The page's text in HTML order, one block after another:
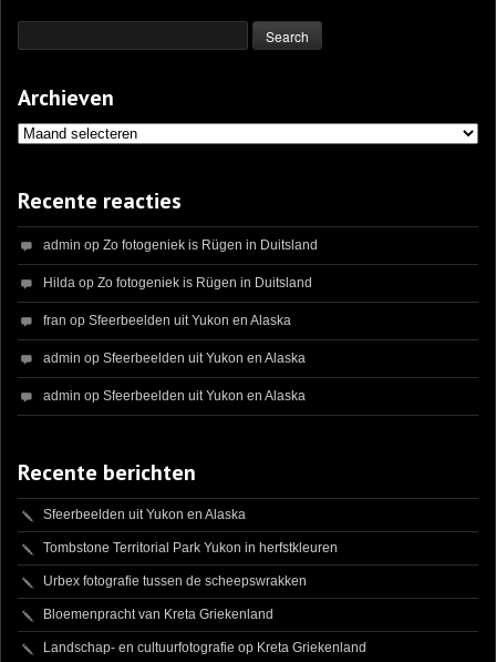
Archieven
Archieven
Recente reacties
admin op Zo fotogeniek is Rügen in Duitsland
Hilda op Zo fotogeniek is Rügen in Duitsland
fran op Sfeerbeelden uit Yukon en Alaska
admin op Sfeerbeelden uit Yukon en Alaska
admin op Sfeerbeelden uit Yukon en Alaska
Recente berichten
Sfeerbeelden uit Yukon en Alaska
Tombstone Territorial Park Yukon in herfstkleuren
Urbex fotografie tussen de scheepswrakken
Bloemenpracht van Kreta Griekenland
Landschap- en cultuurfotografie op Kreta Griekenland